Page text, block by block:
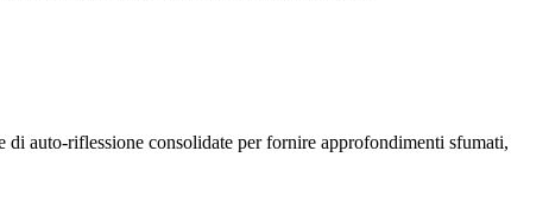
auto-riflessione consolidate per fornire approfondimenti sfumati,